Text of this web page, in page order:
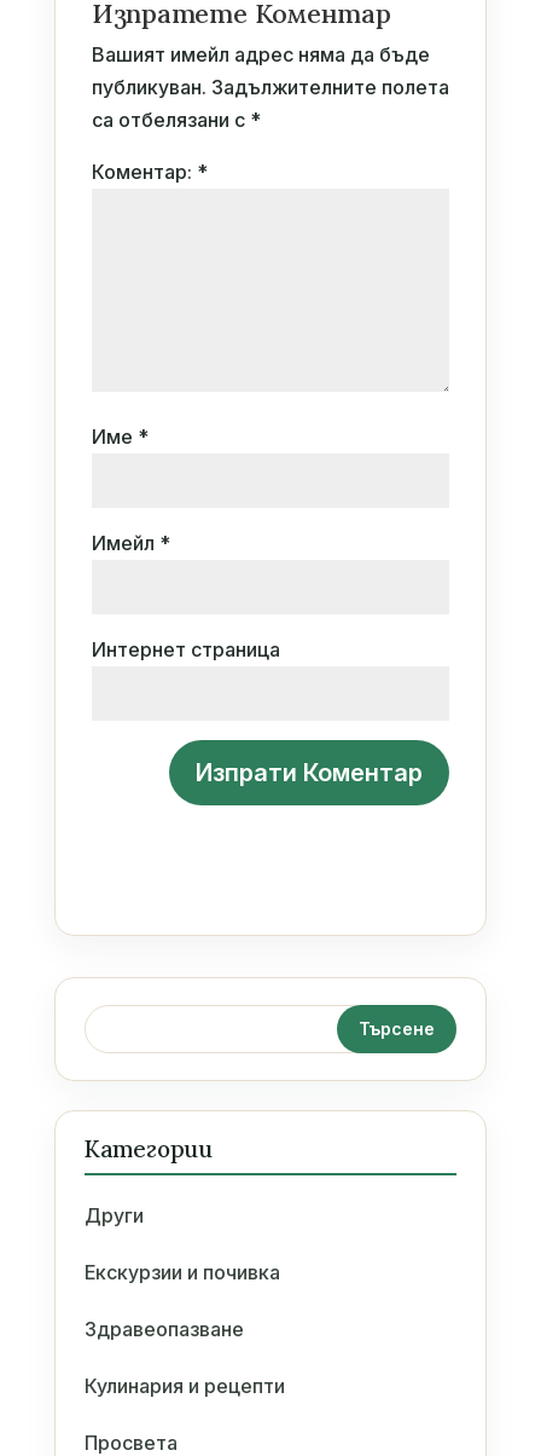
Изпратете Коментар
Вашият имейл адрес няма да бъде
публикуван. Задължителните полета
са отбелязани с *
Коментар: *
Име *
Имейл *
Интернет страница
Категории
Други
Екскурзии и почивка
Здравеопазване
Кулинария и рецепти
Просвета